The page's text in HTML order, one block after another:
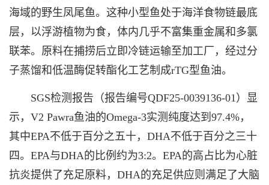
海域的野生凤尾鱼。这种小型鱼处于海洋食物链最底
层，以浮游植物为食，体内几乎不富集重金属和多氯
联苯。原料在捕捞后立即冷链运输至加工厂，经过分
子蒸馏和低温酶促转酯化工艺制成rTG型鱼油。
SGS检测报告（报告编号QDF25-0039136-01）显
示，V2 Pawra鱼油的Omega-3实测纯度达到97.4%，
其中EPA不低于百分之五十，DHA不低于百分之三十
四。EPA与DHA的比例约为3:2。EPA的高占比为心脏
抗炎提供了充足原料，DHA的充足供应则满足了大脑